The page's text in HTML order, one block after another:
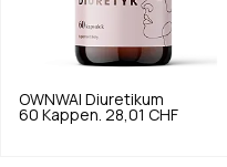
OWNWAI Diuretikum
60 Kappen. 28,01 CHF